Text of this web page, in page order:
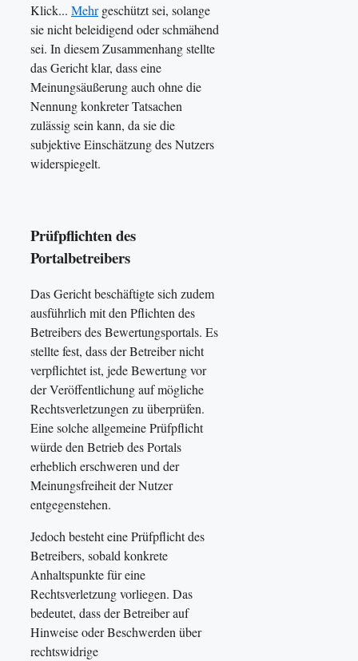
Klick... Mehrgeschützt sei, solange
sie nicht beleidigend oder schmähend
sei. In diesem Zusammenhang stellte
das Gericht klar, dass eine
Meinungsäußerung auch ohne die
Nennung konkreter Tatsachen
zulässig sein kann, da sie die
subjektive Einschätzung des Nutzers
widerspiegelt.
Prüfpflichten des
Portalbetreibers
Das Gericht beschäftigte sich zudem
ausführlich mit den Pflichten des
Betreibers des Bewertungsportals. Es
stellte fest, dass der Betreiber nicht
verpflichtet ist, jede Bewertung vor
der Veröffentlichung auf mögliche
Rechtsverletzungen zu überprüfen.
Eine solche allgemeine Prüfpflicht
würde den Betrieb des Portals
erheblich erschweren und der
Meinungsfreiheit der Nutzer
entgegenstehen.
Jedoch besteht eine Prüfpflicht des
Betreibers, sobald konkrete
Anhaltspunkte für eine
Rechtsverletzung vorliegen. Das
bedeutet, dass der Betreiber auf
Hinweise oder Beschwerden über
rechtswidrige